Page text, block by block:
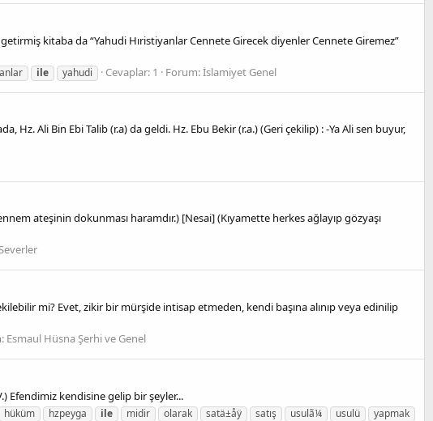
kitaba da “Yahudi Hıristiyanlar Cennete Girecek diyenler Cennete Giremez”
ile yahudi Cevaplar: 1 Forum:İslamiyet Genel
Hz. Ali Bin Ebi Talib (r.a) da geldi. Hz. Ebu Bekir (r.a.) (Geri çekilip) : -Ya Ali sen buyur,
ateşinin dokunması haramdır.) [Nesai] (Kıyamette herkes ağlayıp gözyaşı
mi? Evet, zikir bir mürşide intisap etmeden, kendi başına alınıp veya edinilip
Esmaul Hüsna Şerhi ve Genel
Efendimiz kendisine gelip bir şeyler...
hüküm hzpeyga ile midir olarak satä±åÿ satış usulã¼ usulü yapmak